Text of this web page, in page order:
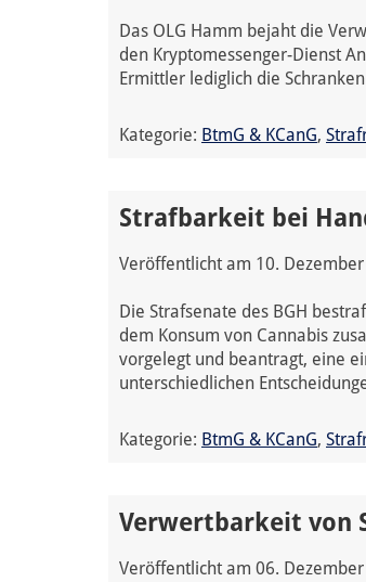
Das OLG Hamm bejaht die
den Kryptomessenger-Dienst
Ermittler lediglich die
Kategorie: BtmG & KCanG,
Strafbarkeit bei
Veröffentlicht am 10.
Die Strafsenate des BGH
dem Konsum von Cannabis
vorgelegt und beantragt, eine
unterschiedlichen
Kategorie: BtmG & KCanG,
Verwertbarkeit von
Veröffentlicht am 06.